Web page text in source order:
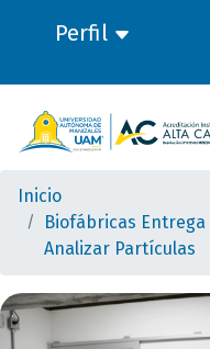
Perfil
Inicio
Biofábricas Entrega
Analizar Partículas